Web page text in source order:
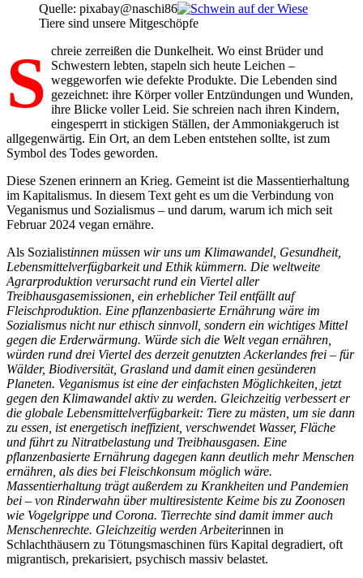
Quelle: pixabay@naschi86
Tiere sind unsere Mitgeschöpfe
Schreie zerreißen die Dunkelheit. Wo einst Brüder und Schwestern lebten, stapeln sich heute Leichen –
weggeworfen wie defekte Produkte. Die Lebenden sind
gezeichnet: ihre Körper voller Entzündungen und Wunden,
ihre Blicke voller Leid. Sie schreien nach ihren Kindern,
eingesperrt in stickigen Ställen, der Ammoniakgeruch ist
allgegenwärtig. Ein Ort, an dem Leben entstehen sollte, ist zum
Symbol des Todes geworden.
Diese Szenen erinnern an Krieg. Gemeint ist die Massentierhaltung
im Kapitalismus. In diesem Text geht es um die Verbindung von
Veganismus und Sozialismus – und darum, warum ich mich seit
Februar 2024 vegan ernähre.
Als Sozialistinnen müssen wir uns um Klimawandel, Gesundheit,
Lebensmittelverfügbarkeit und Ethik kümmern. Die weltweite
Agrarproduktion verursacht rund ein Viertel aller
Treibhausgasemissionen, ein erheblicher Teil entfällt auf
Fleischproduktion. Eine pflanzenbasierte Ernährung wäre im
Sozialismus nicht nur ethisch sinnvoll, sondern ein wichtiges Mittel
gegen die Erderwärmung. Würde sich die Welt vegan ernähren,
würden rund drei Viertel des derzeit genutzten Ackerlandes frei – für
Wälder, Biodiversität, Grasland und damit einen gesünderen
Planeten. Veganismus ist eine der einfachsten Möglichkeiten, jetzt
gegen den Klimawandel aktiv zu werden. Gleichzeitig verbessert er
die globale Lebensmittelverfügbarkeit: Tiere zu mästen, um sie dann
zu essen, ist energetisch ineffizient, verschwendet Wasser, Fläche
und führt zu Nitratbelastung und Treibhausgasen. Eine
pflanzenbasierte Ernährung dagegen kann deutlich mehr Menschen
ernähren, als dies bei Fleischkonsum möglich wäre.
Massentierhaltung trägt außerdem zu Krankheiten und Pandemien
bei – von Rinderwahn über multiresistente Keime bis zu Zoonosen
wie Vogelgrippe und Corona. Tierrechte sind damit immer auch
Menschenrechte. Gleichzeitig werden Arbeiterinnen in
Schlachthäusern zu Tötungsmaschinen fürs Kapital degradiert, oft
migrantisch, prekarisiert, psychisch massiv belastet.